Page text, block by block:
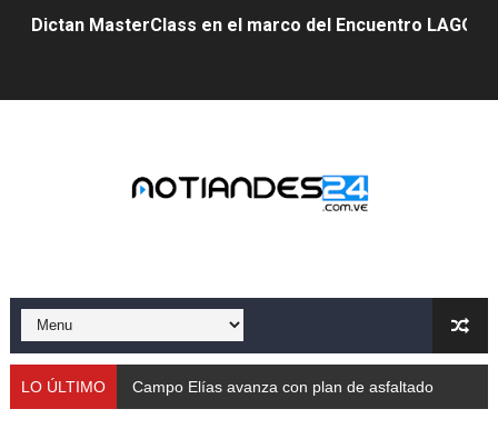
Dictan MasterClass en el marco del Encuentro LAGO
Gobernador Arnaldo Sánchez apadrina a más de 993
Mérida fortalece su reserva deportiva de cara a
Gobernación de Mérida instalará mesa de trabajo con
LO ÚLTIMO Campo Elías avanza con plan de asfaltado